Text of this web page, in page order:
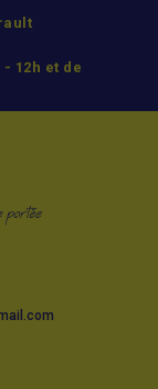
12h et de